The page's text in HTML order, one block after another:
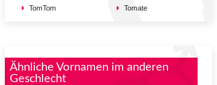
TomTom
Tomate
Ähnliche Vornamen im anderen
Geschlecht